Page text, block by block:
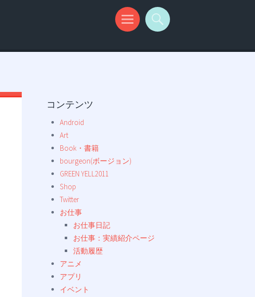
コンテンツ
Android
Art
Book・書籍
bourgeon(ボージョン)
GREEN YELL2011
Shop
Twitter
お仕事
お仕事日記
お仕事：実績紹介ページ
活動履歴
アニメ
アプリ
イベント